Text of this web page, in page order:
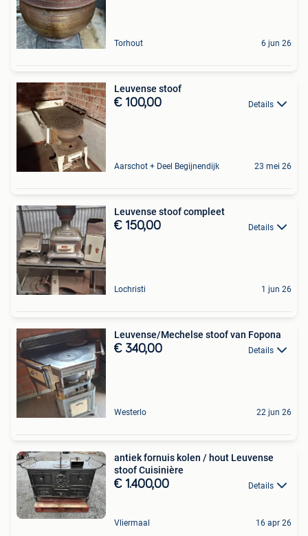
Torhout 6 jun 26
Leuvense stoof
€ 100,00 Details
Aarschot + Deel Begijnendijk 23 mei 26
Leuvense stoof compleet
€ 150,00 Details
Lochristi 1 jun 26
Leuvense/Mechelse stoof van Fopona
€ 340,00 Details
Westerlo 22 jun 26
antiek fornuis kolen / hout Leuvense
stoof Cuisinière
€ 1.400,00 Details
Vliermaal 16 apr 26